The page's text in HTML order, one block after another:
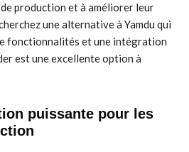
production et à améliorer leur
une alternative à Yamdu qui
fonctionnalités et une intégration
est une excellente option à
puissante pour les